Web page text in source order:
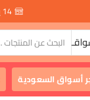
14 يومًا من الإرجاع المجاني والسريع
أسواق السعودية